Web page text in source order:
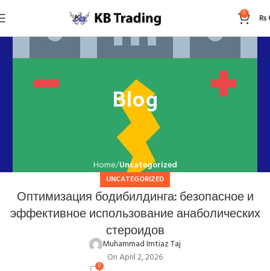
0 ₨
Blog
Home Uncategorized
UNCATEGORIZED
Оптимизация бодибилдинга: безопасное и
эффективное использование анаболических
стероидов
Muhammad Imtiaz Taj
On April 2, 2026
0